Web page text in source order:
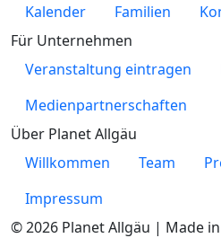
Kalender
Familien
Für Unternehmen
Veranstaltung eintragen
Medienpartnerschaften
Über Planet Allgäu
Willkommen
Team
Impressum
© 2026 Planet Allgäu | Made